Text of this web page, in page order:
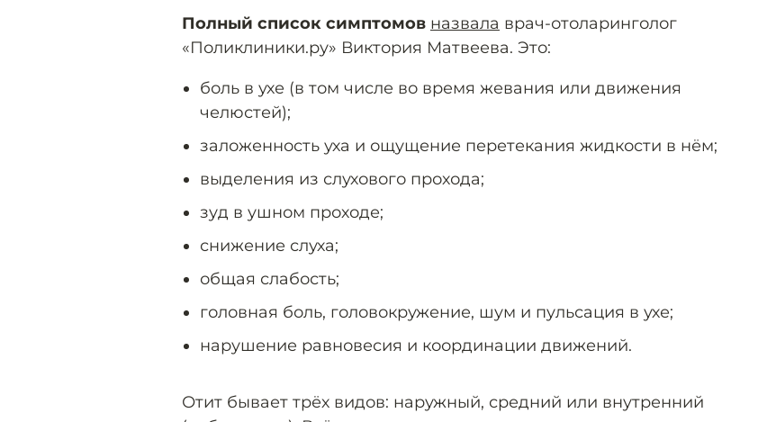
Полный список симптомов назвала врач-отоларинголог
«Поликлиники.ру» Виктория Матвеева. Это:
боль в ухе (в том числе во время жевания или движения
челюстей);
заложенность уха и ощущение перетекания жидкости в нём;
выделения из слухового прохода;
зуд в ушном проходе;
снижение слуха;
общая слабость;
головная боль, головокружение, шум и пульсация в ухе;
нарушение равновесия и координации движений.
Отит бывает трёх видов: наружный, средний или внутренний